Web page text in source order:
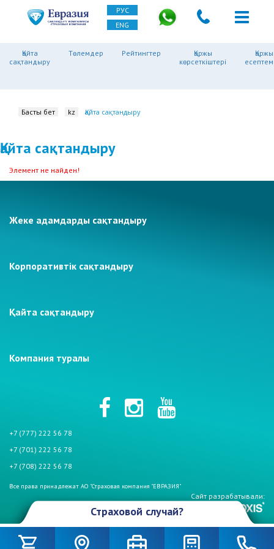
РУС
ENG
Қайта
сақтандыру
Төлемдер Рейтингтер
Қаржы
көрсеткіштері
Қаржы
Басты бет kz Қайта сақтандыру
Қайта сақтандыру
Элемент не найден!
Жеке адамдарды сақтандыру
Корпоративтік сақтандыру
Қайта сақтандыру
Компания туралы
+7 (777) 222 56 78
+7 (701) 222 56 78
+7 (708) 222 56 78
Все права принадлежат АО "Страховая компания "ЕВРАЗИЯ"
Сайт разрабатывали:
Страховой случай?
беспокойтесь, если у Вас страховой полис АО «СК «Евразия». Мы